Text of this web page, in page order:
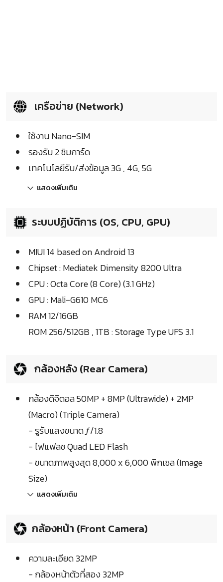
เครือข่าย (Network)
ใช้งาน Nano-SIM
รองรับ 2 ซิมการ์ด
เทคโนโลยีรับ/ส่งข้อมูล 3G , 4G, 5G
แสดงเพิ่มเติม
ระบบปฏิบัติการ (OS, CPU, GPU)
MIUI 14 based on Android 13
Chipset : Mediatek Dimensity 8200 Ultra
CPU : Octa Core (8 Core) (3.1 GHz)
GPU : Mali-G610 MC6
RAM 12/16GB
ROM 256/512GB , 1TB : Storage Type UFS 3.1
กล้องหลัง (Rear Camera)
กล้องดิจิตอล 50MP + 8MP (Ultrawide) + 2MP
(Macro) (Triple Camera)
- รูรับแสงขนาด ƒ/1.8
- ไฟแฟลช Quad LED Flash
- ขนาดภาพสูงสุด 8,000 x 6,000 พิกเซล (Image
Size)
แสดงเพิ่มเติม
กล้องหน้า (Front Camera)
ความละเอียด 32MP
- กล้องหน้าตัวที่สอง 32MP